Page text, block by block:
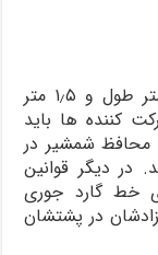
زمین مسابقه این رشته ورزشی دارای ۱۴ متر طول و ۱٫۵ متر
کننده ها باید
محافظ شمشیر در
در دیگر قوانین
خط گارد جوری
در پشتشان